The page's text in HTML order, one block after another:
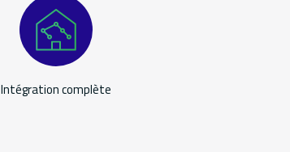
Intégration complète